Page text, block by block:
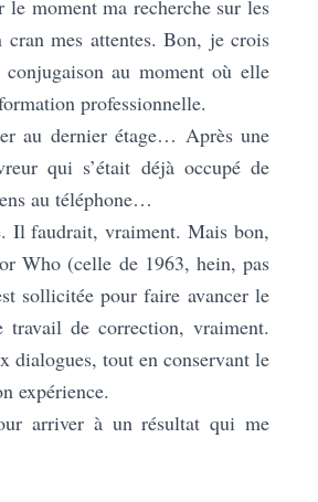
le moment ma recherche sur les
cran mes attentes. Bon, je crois
au moment où elle
professionnelle.
au dernier étage… Après une
qui s’était déjà occupé de
au téléphone…
Il faudrait, vraiment. Mais bon,
Who (celle de 1963, hein, pas
sollicitée pour faire avancer le
travail de correction, vraiment.
dialogues, tout en conservant le
expérience.
arriver à un résultat qui me